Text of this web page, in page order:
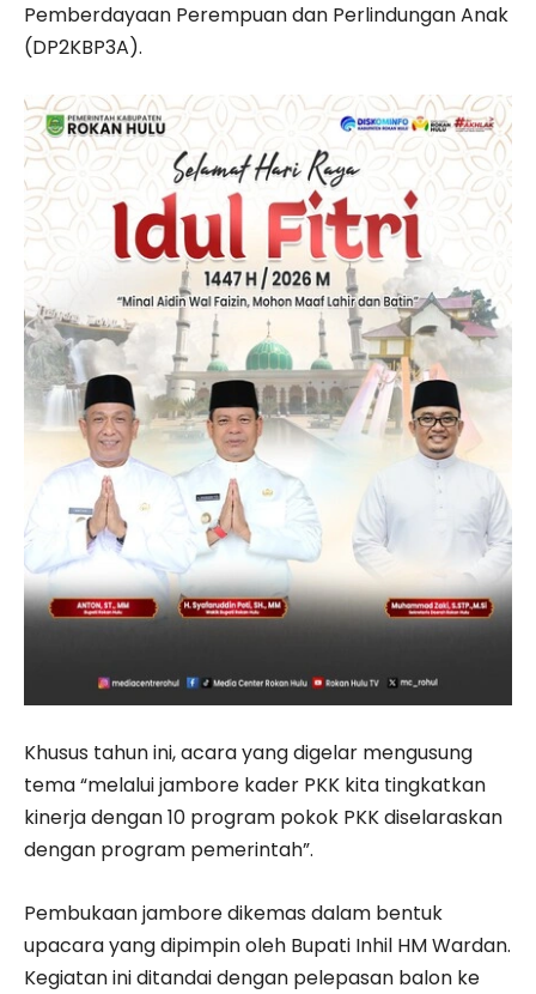
Pemberdayaan Perempuan dan Perlindungan Anak
(DP2KBP3A).
Khusus tahun ini, acara yang digelar mengusung
tema “melalui jambore kader PKK kita tingkatkan
kinerja dengan 10 program pokok PKK diselaraskan
dengan program pemerintah”.
Pembukaan jambore dikemas dalam bentuk
upacara yang dipimpin oleh Bupati Inhil HM Wardan.
Kegiatan ini ditandai dengan pelepasan balon ke